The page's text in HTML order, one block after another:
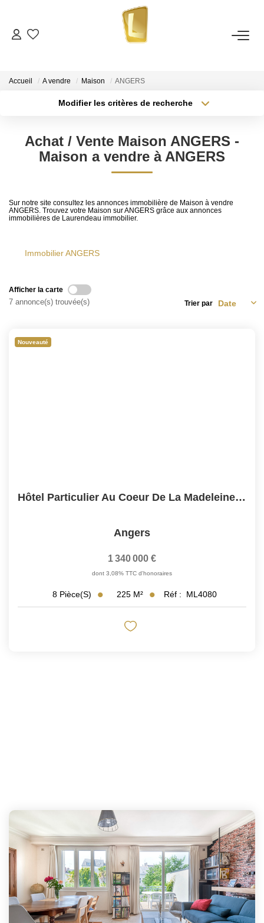
Télécharger Le Dossier De Candidature Locataire
NOTRE ÉQUIPE
NOS AVIS CLIENTS
Accueil A vendre Maison ANGERS
Modifier les critères de recherche
Type de bien
Budget max Plus de critères
Achat / Vente Maison ANGERS -
Maison a vendre à ANGERS
Sur notre site consultez les annonces immobilière de Maison à vendre
ANGERS. Trouvez votre Maison sur ANGERS grâce aux annonces
immobilières de Laurendeau immobilier.
Immobilier ANGERS
Afficher la carte
7 annonce(s) trouvée(s) Trier par
Nouveauté
Hôtel Particulier Au Coeur De La Madeleine - 225m2
Angers
1 340 000 €
dont 3,08% TTC d'honoraires
8 Pièce(s) 225 M² Réf : ML4080